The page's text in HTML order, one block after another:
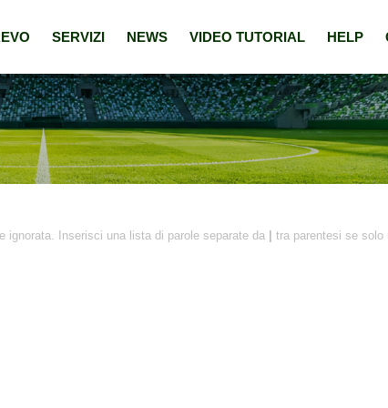
SERVIZI NEWS VIDEO TUTORIAL HELP
ignorata. Inserisci una lista di parole separate da
tra parentesi se solo